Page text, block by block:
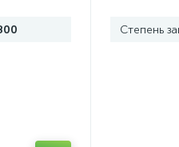
Степень